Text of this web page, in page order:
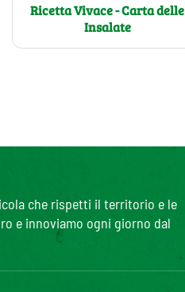
Ricetta Vivace - Carta delle
Insalate
che rispetti il territorio e le
e innoviamo ogni giorno dal